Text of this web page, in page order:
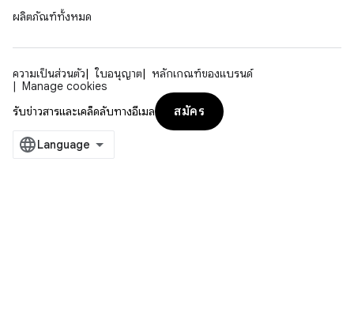
ผลิตภัณฑ์ทั้งหมด
ความเป็นส่วนตัว ใบอนุญาต
หลักเกณฑ์ของแบรนด์
Manage cookies
รับข่าวสารและเคล็ดลับทางอีเมล
สมัคร